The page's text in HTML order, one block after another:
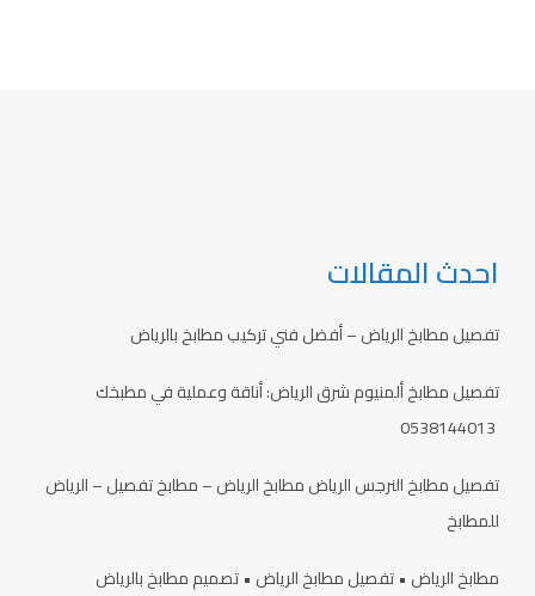
احدث المقالات
تفصيل مطابخ الرياض – أفضل فني تركيب مطابخ بالرياض
تفصيل مطابخ ألمنيوم شرق الرياض: أناقة وعملية في مطبخك
تفصيل مطابخ النرجس الرياض مطابخ الرياض – مطابخ تفصيل – الرياض
للمطابخ
مطابخ الرياض • تفصيل مطابخ الرياض • تصميم مطابخ بالرياض